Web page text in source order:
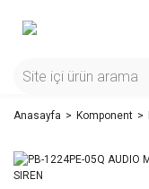
Anasayfa Komponent